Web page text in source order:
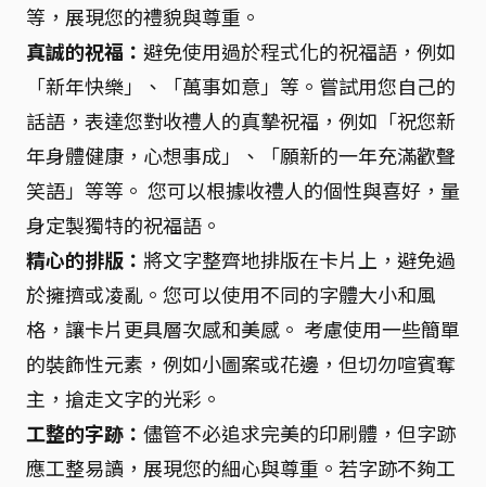
等，展現您的禮貌與尊重。
真誠的祝福： 避免使用過於程式化的祝福語，例如
「新年快樂」、「萬事如意」等。嘗試用您自己的
話語，表達您對收禮人的真摯祝福，例如「祝您新
年身體健康，心想事成」、「願新的一年充滿歡聲
笑語」等等。 您可以根據收禮人的個性與喜好，量
身定製獨特的祝福語。
精心的排版： 將文字整齊地排版在卡片上，避免過
於擁擠或凌亂。您可以使用不同的字體大小和風
格，讓卡片更具層次感和美感。 考慮使用一些簡單
的裝飾性元素，例如小圖案或花邊，但切勿喧賓奪
主，搶走文字的光彩。
工整的字跡： 儘管不必追求完美的印刷體，但字跡
應工整易讀，展現您的細心與尊重。若字跡不夠工